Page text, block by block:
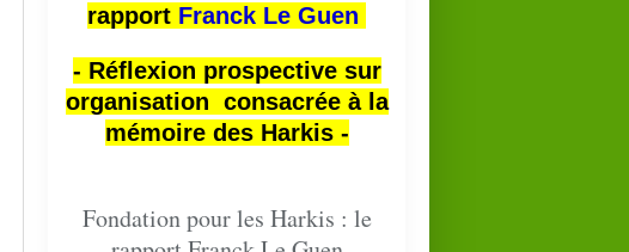
rapport Franck Le Guen
- Réflexion prospective sur
organisation consacrée à la
mémoire des Harkis -
Fondation pour les Harkis : le